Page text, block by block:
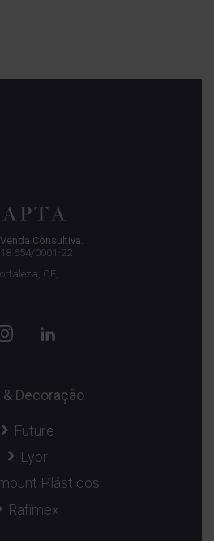
Consultiva.
0001-22
CE,
& Decoração
Future
Lyor
Plásticos
Rafimex